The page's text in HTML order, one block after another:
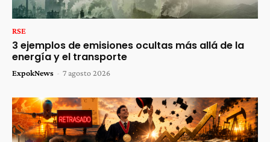
RSE
3 ejemplos de emisiones ocultas más allá de la
energía y el transporte
ExpokNews - 7 agosto 2026